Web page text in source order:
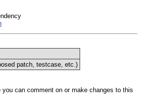
patch, testcase, etc.)